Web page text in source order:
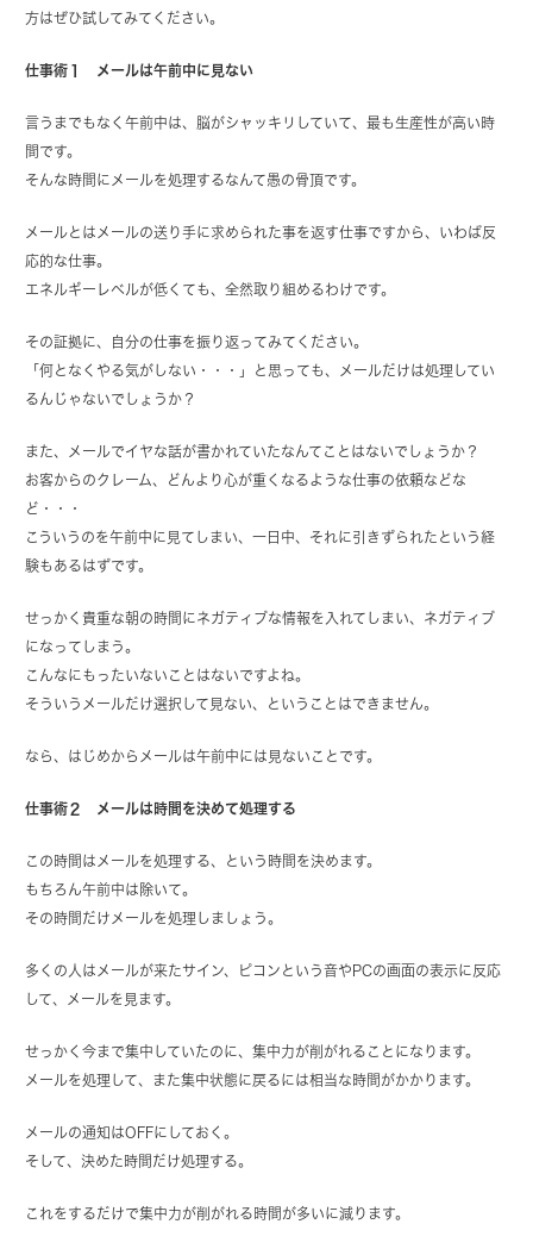
方はぜひ試してみてください。
仕事術１ メールは午前中に見ない
言うまでもなく午前中は、脳がシャッキリしていて、最も生産性が高い時
間です。
そんな時間にメールを処理するなんて愚の骨頂です。
メールとはメールの送り手に求められた事を返す仕事ですから、いわば反
応的な仕事。
エネルギーレベルが低くても、全然取り組めるわけです。
その証拠に、自分の仕事を振り返ってみてください。
「何となくやる気がしない・・・」と思っても、メールだけは処理してい
るんじゃないでしょうか？
また、メールでイヤな話が書かれていたなんてことはないでしょうか？
お客からのクレーム、どんより心が重くなるような仕事の依頼などな
ど・・・
こういうのを午前中に見てしまい、一日中、それに引きずられたという経
験もあるはずです。
せっかく貴重な朝の時間にネガティブな情報を入れてしまい、ネガティブ
になってしまう。
こんなにもったいないことはないですよね。
そういうメールだけ選択して見ない、ということはできません。
なら、はじめからメールは午前中には見ないことです。
仕事術２ メールは時間を決めて処理する
この時間はメールを処理する、という時間を決めます。
もちろん午前中は除いて。
その時間だけメールを処理しましょう。
多くの人はメールが来たサイン、ピコンという音やPCの画面の表示に反応
して、メールを見ます。
せっかく今まで集中していたのに、集中力が削がれることになります。
メールを処理して、また集中状態に戻るには相当な時間がかかります。
メールの通知はOFFにしておく。
そして、決めた時間だけ処理する。
これをするだけで集中力が削がれる時間が多いに減ります。